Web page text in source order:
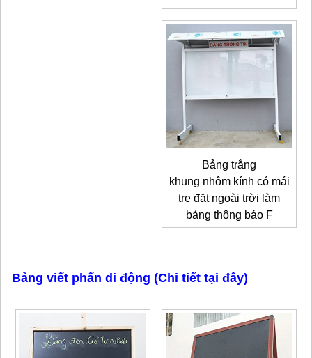
Bảng trắng
khung nhôm kính có mái
tre đặt ngoài trời làm
bảng thông báo F
Bảng viết phấn di động (Chi tiết tại đây)